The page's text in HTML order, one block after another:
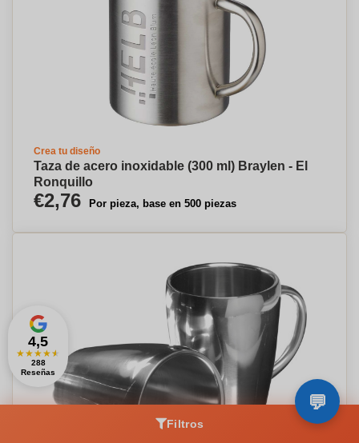
Crea tu diseño
Taza de acero inoxidable (300 ml) Braylen - El
Ronquillo
€2,76 Por pieza, base en 500 piezas
Filtros
4,5
★★★★★
288
Reseñas